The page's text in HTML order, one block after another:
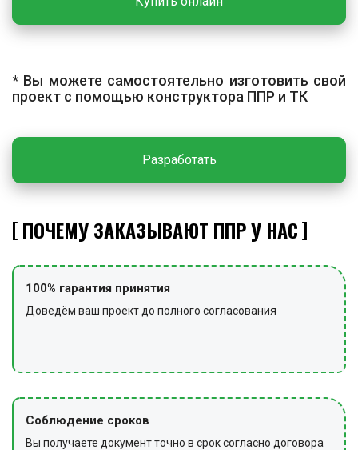
шлака и покрывают антикоррозийными составами.
ЗАКЛЮЧИТЕЛЬНЫЕ РАБОТЫ
средства и инструменты в места хранения, снимают
сигнальные ограждения и предупредительные знаки.
* Вы можете самостоятельно изготовить свой
проект с помощью конструктора ППР и ТК
Разработать
ПОЧЕМУ ЗАКАЗЫВАЮТ ППР У НАС
100% гарантия принятия
Доведём ваш проект до полного согласования
Соблюдение сроков
Вы получаете документ точно в срок согласно договора